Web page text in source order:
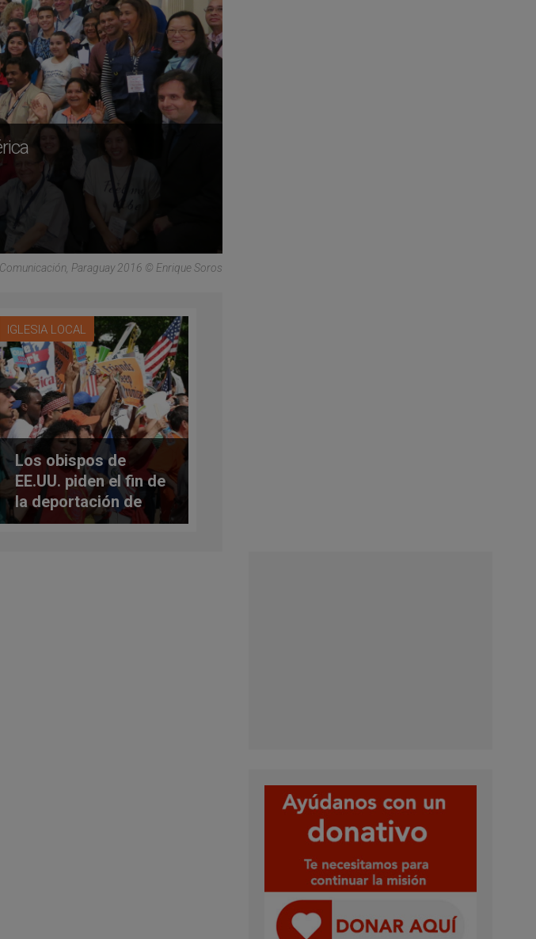
Paraguay 2016 © Enrique Soros
IGLESIA LOCAL
Los obispos de
EE.UU. piden el fin de
la deportación de
familias de